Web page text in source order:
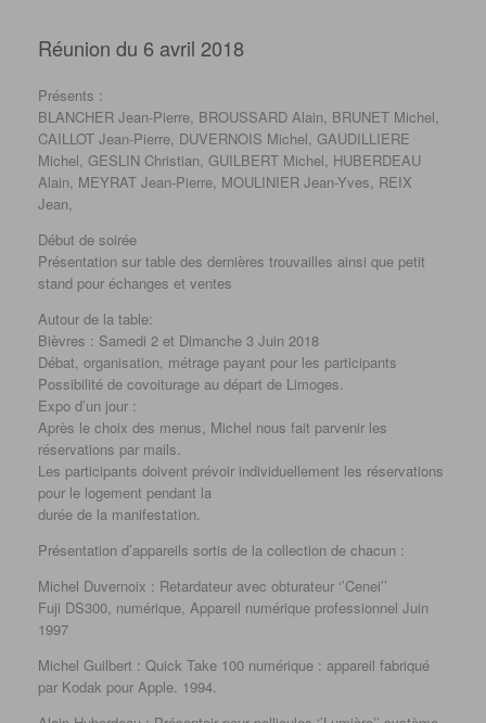
Réunion du 6 avril 2018
Présents :
BLANCHER Jean-Pierre, BROUSSARD Alain, BRUNET Michel,
CAILLOT Jean-Pierre, DUVERNOIS Michel, GAUDILLIERE
Michel, GESLIN Christian, GUILBERT Michel, HUBERDEAU
Alain, MEYRAT Jean-Pierre, MOULINIER Jean-Yves, REIX
Jean,
Début de soirée
Présentation sur table des dernières trouvailles ainsi que petit
stand pour échanges et ventes
Autour de la table:
Bièvres : Samedi 2 et Dimanche 3 Juin 2018
Débat, organisation, métrage payant pour les participants
Possibilité de covoiturage au départ de Limoges.
Expo d’un jour :
Après le choix des menus, Michel nous fait parvenir les
réservations par mails.
Les participants doivent prévoir individuellement les réservations
pour le logement pendant la
durée de la manifestation.
Présentation d’appareils sortis de la collection de chacun :
Michel Duvernoix : Retardateur avec obturateur ‘’Cenei’’
Fuji DS300, numérique, Appareil numérique professionnel Juin
1997
Michel Guilbert : Quick Take 100 numérique : appareil fabriqué
par Kodak pour Apple. 1994.